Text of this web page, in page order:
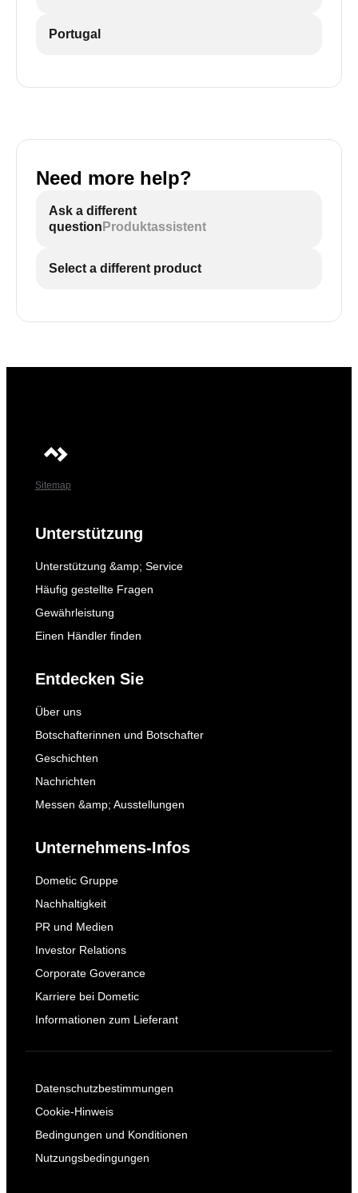
Portugal
Need more help?
Ask a different
question Produktassistent
Select a different product
Sitemap
Unterstützung
Unterstützung &amp; Service
Häufig gestellte Fragen
Gewährleistung
Einen Händler finden
Entdecken Sie
Über uns
Botschafterinnen und Botschafter
Geschichten
Nachrichten
Messen &amp; Ausstellungen
Unternehmens-Infos
Dometic Gruppe
Nachhaltigkeit
PR und Medien
Investor Relations
Corporate Goverance
Karriere bei Dometic
Informationen zum Lieferant
Datenschutzbestimmungen
Cookie-Hinweis
Bedingungen und Konditionen
Nutzungsbedingungen